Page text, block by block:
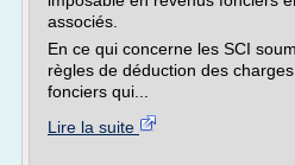
associés.
En ce qui concerne les SCI
règles de déduction des
fonciers qui...
Lire la suite